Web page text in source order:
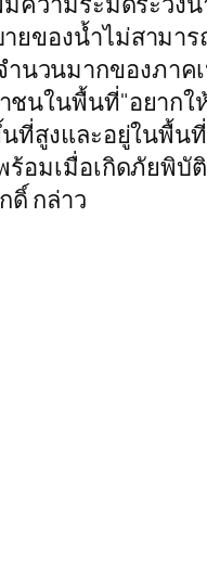
ของน้ำไม่สามาร
นวนมากของภาค
ชนในพื้นที่"อยาก
ที่สูงและอยู่ในพื้น
อมเมื่อเกิดภัยพิบั
ดิ์ กล่าว